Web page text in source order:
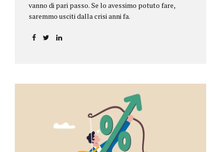
vanno di pari passo. Se lo avessimo potuto fare,
saremmo usciti dalla crisi anni fa.